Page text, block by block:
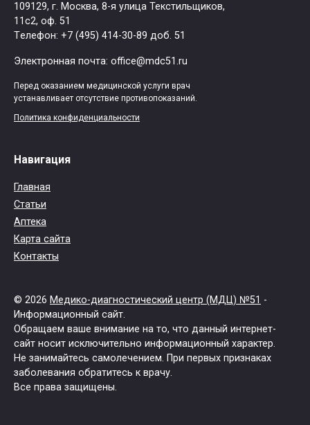
109129, г. Москва, ​8-я улица Текстильщиков,
11с2, оф. 51
Tелефон: +7 (495) 414-30-89 доб. 51
Электронная почта: office@mdc51.ru
Перед оказанием медицинской услуги врач
устанавливает отсутствие противопоказаний.
Политика конфиденциальности
Навигация
Главная
Статьи
Аптека
Карта сайта
Контакты
© 2026 Медико-диагностический центр (МДЦ) №51 -
Информационный сайт.
Обращаем ваше внимание на то, что данный интернет-
сайт носит исключительно информационный характер.
Не занимайтесь самолечением. При первых признаках
заболевания обратитесь к врачу.
Все права защищены.